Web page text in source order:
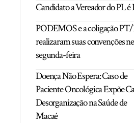
Candidato a Vereador do PL é
PODEMOS e a coligação
realizaram suas convenções
segunda-feira
Doença Não Espera: Caso de
Paciente Oncológica Expõe
Desorganização na Saúde de
Macaé